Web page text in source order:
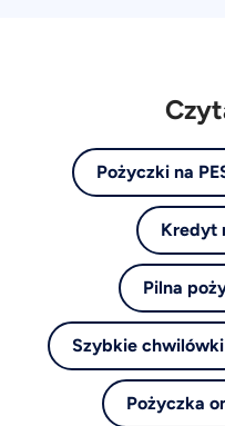
Pożyczki na
Kredyt
Pilna
Szybkie chwilówki
Pożyczka